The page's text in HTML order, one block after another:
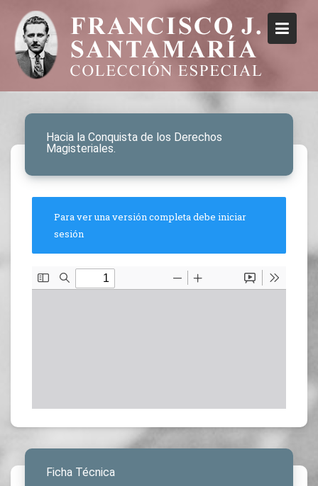
Hacia la Conquista de los Derechos
Magisteriales.
Para ver una versión completa debe iniciar
sesión
Ficha Técnica